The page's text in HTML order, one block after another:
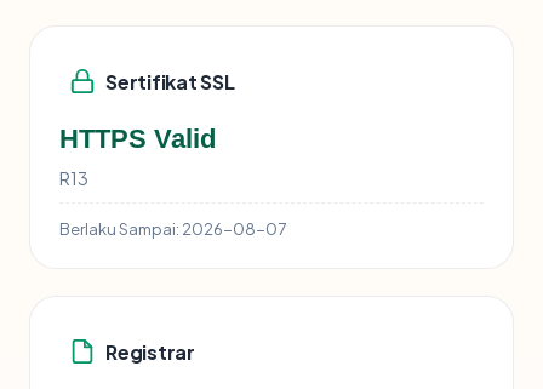
Sertifikat SSL
HTTPS Valid
R13
Berlaku Sampai: 2026-08-07
Registrar